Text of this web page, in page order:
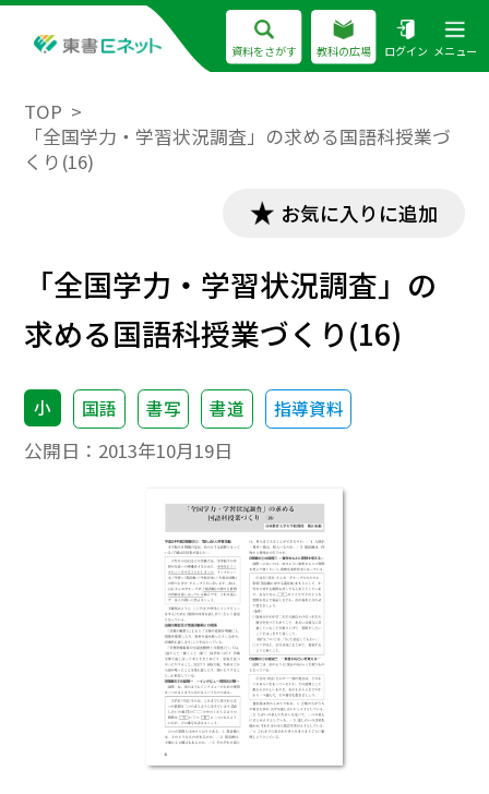
資料をさがす 教科の広場 ログイン メニュー
TOP
「全国学力・学習状況調査」の求める国語科授業づ
くり(16)
お気に入りに追加
「全国学力・学習状況調査」の
求める国語科授業づくり(16)
小 国語 書写 書道 指導資料
公開日： 2013年10月19日